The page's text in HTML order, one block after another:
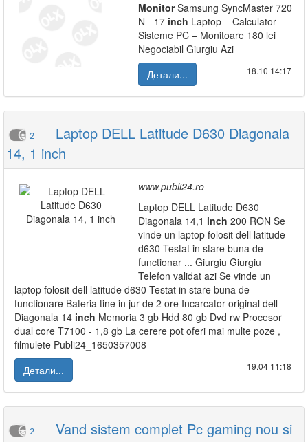
MonitorSamsung SyncMaster 720
N - 17 inch Laptop – Calculator
Sisteme PC – Monitoare 180 lei
Negociabil Giurgiu Azi
Детали...
18.10|14:17
2
Laptop DELL Latitude D630 Diagonala
14, 1 inch
www.publi24.ro
Laptop DELL Latitude D630
Diagonala 14,1 inch 200 RON Se
vinde un laptop folosit dell latitude
d630 Testat in stare buna de
functionar ... Giurgiu Giurgiu
Telefon validat azi Se vinde un
laptop folosit dell latitude d630 Testat in stare buna de
functionare Bateria tine in jur de 2 ore Incarcator original dell
Diagonala 14 inch Memoria 3 gb Hdd 80 gb Dvd rw Procesor
dual core T7100 - 1,8 gb La cerere pot oferi mai multe poze ,
filmulete Publi24_1650357008
Детали...
19.04|11:18
2
Vand sistem complet Pc gaming nou si